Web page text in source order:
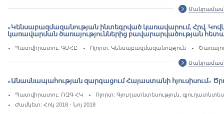
«Կենսաբազմազանության ինտեգրված կառավարում, Հրվ.
կառավարման ծառայություններից բավարարվածության
Պատվիրատու: ԳՄՀԸ Ոլորտ: Կենսաբազմազանություն
«Անասնապահության զարգացում Հայաստանի հյուսիսում»
Պատվիրատու: ՌԶԳ ՀԿ
Ոլորտ: Գյուղատնտեսություն,
Ժամկետ: Հոկ 2018 - Նոյ 2018